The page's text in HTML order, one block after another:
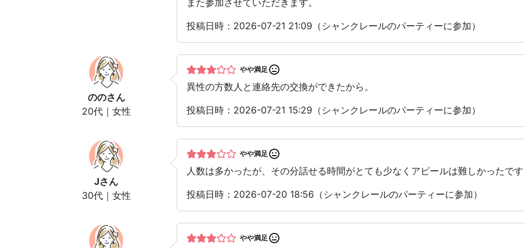
投稿日時：2026-07-21 21:09（シャンクレールのパーティーに参加）
ののさん
20代｜女性
やや満足
異性の方数人と連絡先の交換ができたから。
投稿日時：2026-07-21 15:29（シャンクレールのパーティーに参加）
Jさん
30代｜女性
やや満足
人数は多かったが、その分話せる時間がとても少なくアピールは難しかったで
投稿日時：2026-07-20 18:56（シャンクレールのパーティーに参加）
やや満足